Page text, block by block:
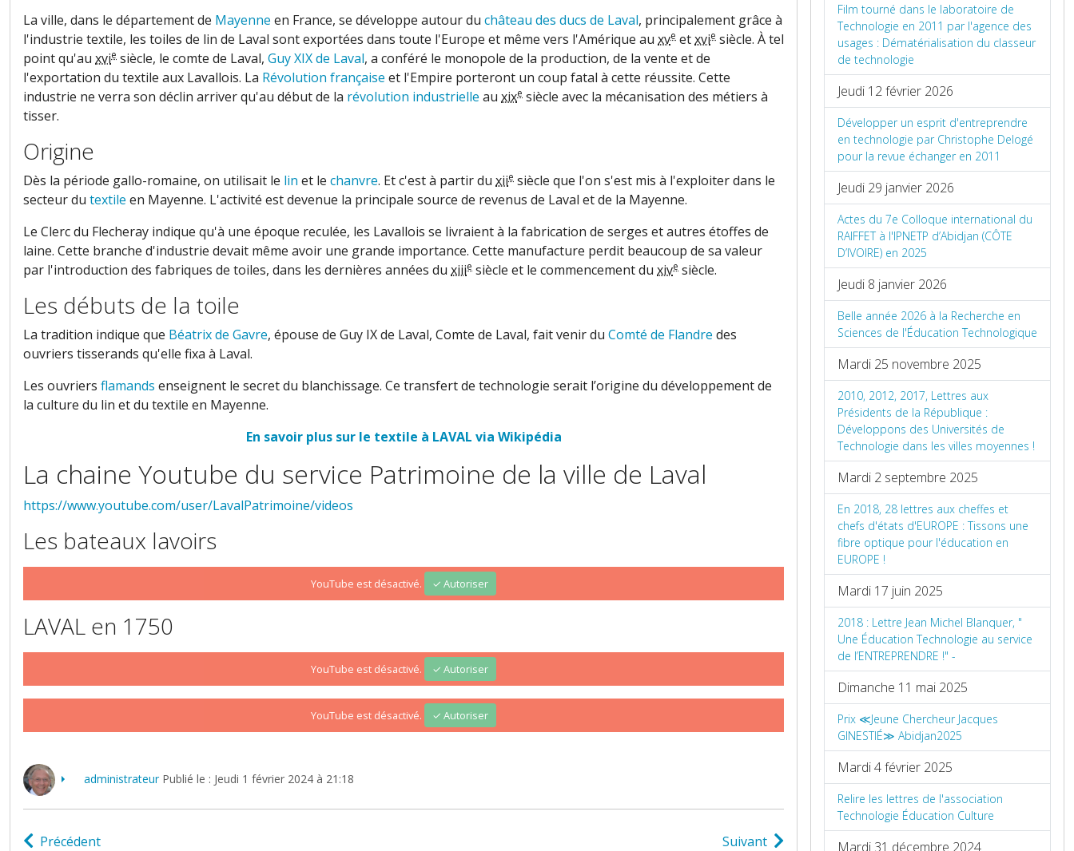
La ville, dans le départementde Mayenne en France, se développe autour du château des ducs de Laval, principalement grâce à
l'industrie textile, les toiles de lin de Laval sont exportées dans toute l'Europe et même vers l'Amérique au xve etxvie siècle. À tel
point qu'au xvie siècle, le comte de Laval, Guy XIX de Laval, a conféré le monopole de la production, de la vente et de
l'exportation du textile aux Lavallois. La Révolution française et l'Empire porteront un coup fatal à cette réussite. Cette
industrie ne verra son déclin arriver qu'au début de la révolution industrielle au xixe siècle avec la mécanisation des métiers à
tisser.
Origine
Dès la période gallo-romaine, on utilisait le lin et le chanvre. Et c'est à partir du xiie siècle que l'on s'est mis à l'exploiter dans le
secteur du textile en Mayenne. L'activité est devenue la principale source de revenus de Laval et de la Mayenne.
Le Clerc du Flecheray indique qu'à une époque reculée, les Lavallois se livraient à la fabrication de serges et autres étoffes de
laine. Cette branche d'industrie devait même avoir une grande importance. Cette manufacture perdit beaucoup de sa valeur
par l'introduction des fabriques de toiles, dans les dernières années du xiiie siècle et le commencement du xive siècle.
Les débuts de la toile
La tradition indique que Béatrix de Gavre, épouse de Guy IX de Laval, Comte de Laval, fait venir du Comté de Flandre des
ouvriers tisserands qu'elle fixa à Laval.
Les ouvriers flamands enseignent le secret du blanchissage. Ce transfert de technologie serait l’origine du développement de
la culture du lin et du textile en Mayenne.
En savoir plus sur le textile à LAVAL via Wikipédia
La chaine Youtube du service Patrimoine de la ville de Laval
https://www.youtube.com/user/LavalPatrimoine/videos
Les bateaux lavoirs
YouTube est désactivé. ✓ Autoriser
LAVAL en 1750
YouTube est désactivé. ✓ Autoriser
YouTube est désactivé. ✓ Autoriser
administrateurPublié le : Jeudi 1 février 2024 à 21:18
Précédent Suivant
Film tourné dans le laboratoire de
Technologie en 2011 par l'agence des
usages : Dématérialisation du classeur
de technologie
Jeudi 12 février 2026
Développer un esprit d'entreprendre
en technologie par Christophe Delogé
pour la revue échanger en 2011
Jeudi 29 janvier 2026
Actes du 7e Colloque international du
RAIFFET à l'IPNETP d’Abidjan (CÔTE
D’IVOIRE) en 2025
Jeudi 8 janvier 2026
Belle année 2026 à la Recherche en
Sciences de l'Éducation Technologique
Mardi 25 novembre 2025
2010, 2012, 2017, Lettres aux
Présidents de la République :
Développons des Universités de
Technologie dans les villes moyennes !
Mardi 2 septembre 2025
En 2018, 28 lettres aux cheffes et
chefs d'états d'EUROPE : Tissons une
fibre optique pour l'éducation en
EUROPE !
Mardi 17 juin 2025
2018 : Lettre Jean Michel Blanquer, "
Une Éducation Technologie au service
de l’ENTREPRENDRE !" -
Dimanche 11 mai 2025
Prix ≪Jeune Chercheur Jacques
GINESTIÉ≫ Abidjan2025
Mardi 4 février 2025
Relire les lettres de l'association
Technologie Éducation Culture
Mardi 31 décembre 2024